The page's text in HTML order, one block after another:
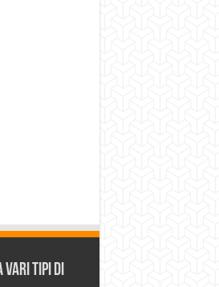
vari tipi di